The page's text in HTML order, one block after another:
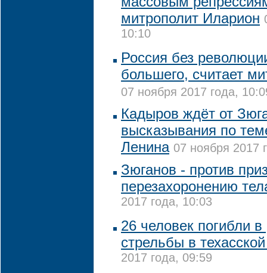
митрополит Иларион
10:10
Россия без
большего, считает
07 ноября 2017 года,
Кадыров ждёт от
высказывания по
Ленина 07 ноября 2017
Зюганов - против
перезахоронению
2017 года, 10:03
26 человек погибли в
стрельбы в
2017 года, 09:59